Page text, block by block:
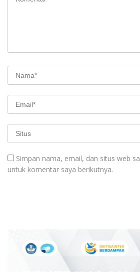
Simpan nama, email, dan situs web
untuk komentar saya berikutnya.